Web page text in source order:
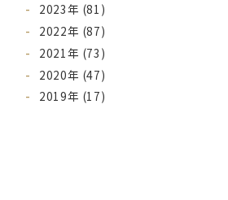
2023年 (81)
2022年 (87)
2021年 (73)
2020年 (47)
2019年 (17)